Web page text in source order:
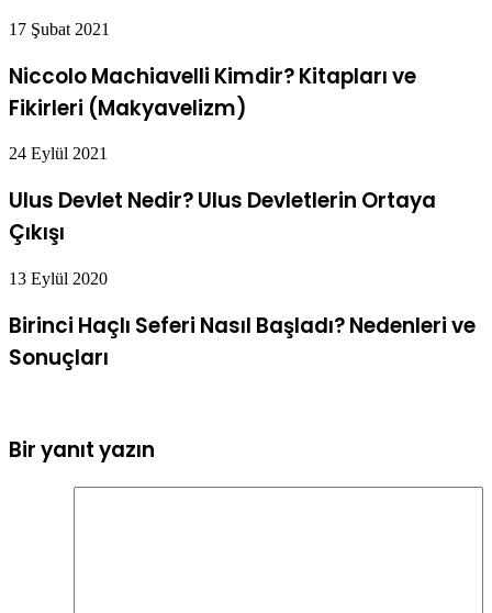
17 Şubat 2021
Niccolo Machiavelli Kimdir? Kitapları ve
Fikirleri (Makyavelizm)
24 Eylül 2021
Ulus Devlet Nedir? Ulus Devletlerin Ortaya
Çıkışı
13 Eylül 2020
Birinci Haçlı Seferi Nasıl Başladı? Nedenleri ve
Sonuçları
Bir yanıt yazın